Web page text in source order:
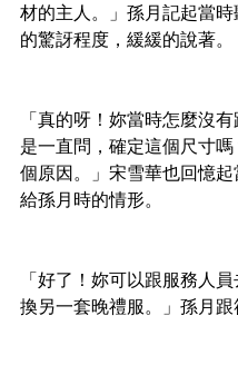
材的主人。」孫月記起當
的驚訝程度，緩緩的說著。
「真的呀！妳當時怎麼沒
是一直問，確定這個尺寸
個原因。」宋雪華也回憶
給孫月時的情形。
「好了！妳可以跟服務人
換另一套晚禮服。」孫月跟